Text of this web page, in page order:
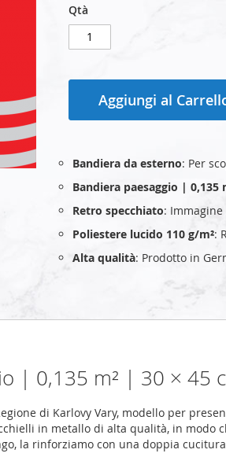
Qtà
Aggiungi al
Bandiera da esterno: Per
Bandiera paesaggio | 0,135
Retro specchiato:
Poliestere lucido 110 g/m²:
Alta qualità: Prodotto in
| 0,135 m² | 30 × 45
di Karlovy Vary, modello per
in metallo di alta qualità, in modo
la rinforziamo con una doppia